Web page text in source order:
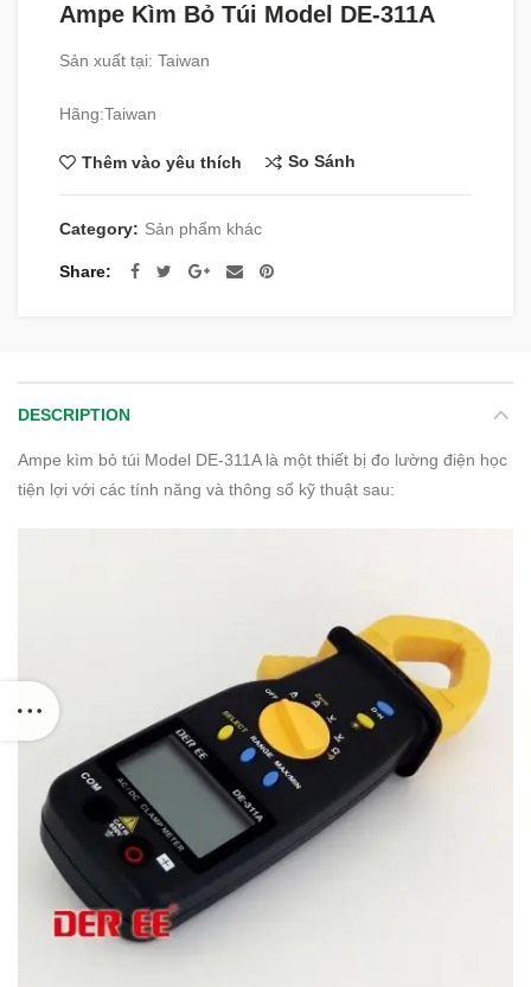
Ampe Kìm Bỏ Túi Model DE-311A
Sản xuất tại: Taiwan
Hãng:Taiwan
Thêm vào yêu thích So Sánh
Category: Sản phẩm khác
Share
DESCRIPTION
Ampe kìm bỏ túi Model DE-311A là một thiết bị đo lường điện học
tiện lợi với các tính năng và thông số kỹ thuật sau: